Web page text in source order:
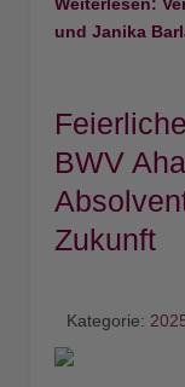
Weiterlesen:
und Janika
BWV
Zukunft
Kategorie: